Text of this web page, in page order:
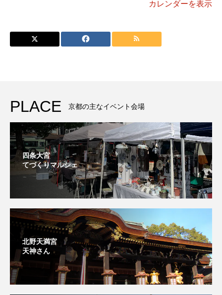
カレンダーを表示
PLACE 京都の主なイベント会場
四条大宮
てづくりマルシェ
北野天満宮
天神さん